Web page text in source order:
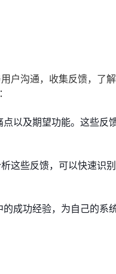
户沟通，收集反馈，了
以及期望功能。这些反
这些反馈，可以快速识
成功经验，为自己的系